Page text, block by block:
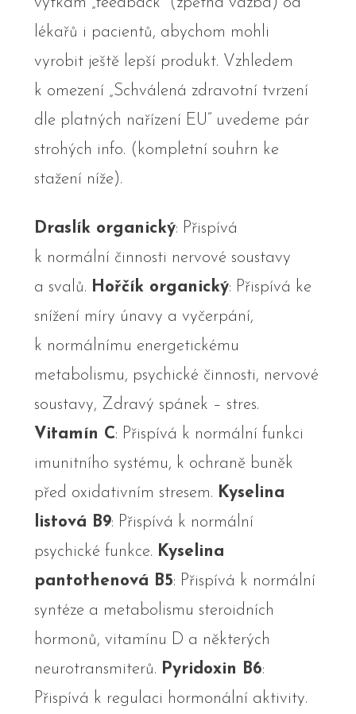
lékařů i pacientů, abychom mohli
vyrobit ještě lepší produkt. Vzhledem
k omezení „Schválená zdravotní tvrzení
dle platných nařízení EU“ uvedeme pár
strohých info. (kompletní souhrn ke
stažení níže).
Draslík organický: Přispívá
k normální činnosti nervové soustavy
a svalů. Hořčík organický: Přispívá ke
snížení míry únavy a vyčerpání,
k normálnímu energetickému
metabolismu, psychické činnosti, nervové
soustavy, Zdravý spánek – stres.
Vitamín C: Přispívá k normální funkci
imunitního systému, k ochraně buněk
před oxidativním stresem. Kyselina
listová B9: Přispívá k normální
psychické funkce. Kyselina
pantothenová B5: Přispívá k normální
syntéze a metabolismu steroidních
hormonů, vitamínu D a některých
neurotransmiterů. Pyridoxin B6:
Přispívá k regulaci hormonální aktivity.